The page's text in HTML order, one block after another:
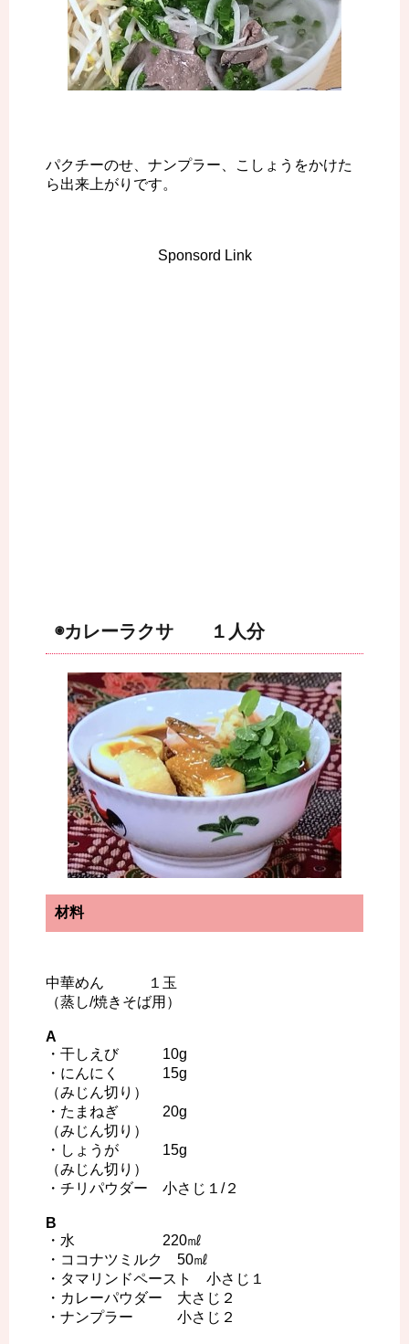
パクチーのせ、ナンプラー、こしょうをかけた
ら出来上がりです。
Sponsord Link
◉カレーラクサ １人分
材料
中華めん １玉
（蒸し/焼きそば用）
A
・干しえび 10g
・にんにく 15g
（みじん切り）
・たまねぎ 20g
（みじん切り）
・しょうが 15g
（みじん切り）
・チリパウダー 小さじ１/２
B
・水 220㎖
・ココナツミルク 50㎖
・タマリンドペースト 小さじ１
・カレーパウダー 大さじ２
・ナンプラー 小さじ２